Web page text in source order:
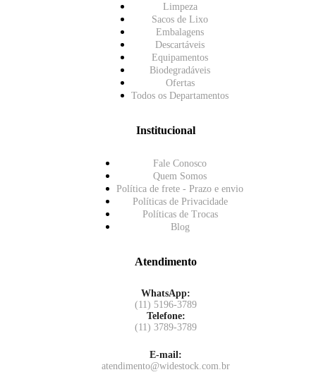
Limpeza
Sacos de Lixo
Embalagens
Descartáveis
Equipamentos
Biodegradáveis
Ofertas
Todos os Departamentos
Institucional
Fale Conosco
Quem Somos
Política de frete - Prazo e envio
Políticas de Privacidade
Políticas de Trocas
Blog
Atendimento
WhatsApp:
(11) 5196-3789
Telefone:
(11) 3789-3789
E-mail:
atendimento@widestock.com.br